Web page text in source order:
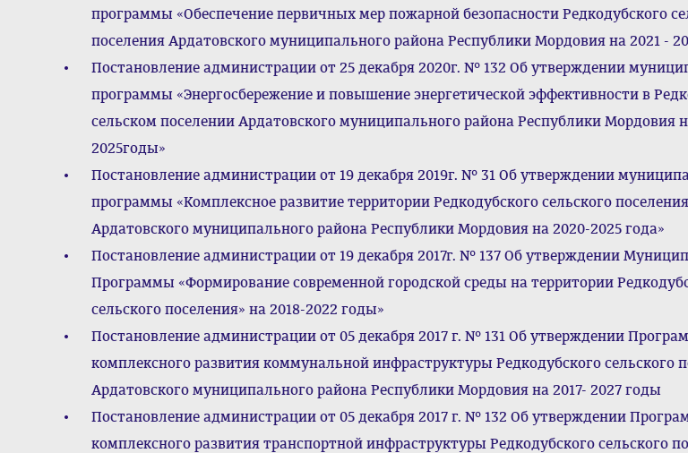
программы «Обеспечение первичных мер пожарной безопасности Редкодубского
поселения Ардатовского муниципального района Республики Мордовия на 2021 -
Постановление администрации от 25 декабря 2020г. № 132 Об утверждении
программы «Энергосбережение и повышение энергетической эффективности в
сельском поселении Ардатовского муниципального района Республики Мордовия
2025годы»
Постановление администрации от 19 декабря 2019г. № 31 Об утверждении
программы «Комплексное развитие территории Редкодубского сельского поселения
Ардатовского муниципального района Республики Мордовия на 2020-2025 года»
Постановление администрации от 19 декабря 2017г. № 137 Об утверждении
Программы «Формирование современной городской среды на территории
сельского поселения» на 2018-2022 годы»
Постановление администрации от 05 декабря 2017 г. № 131 Об утверждении
комплексного развития коммунальной инфраструктуры Редкодубского сельского
Ардатовского муниципального района Республики Мордовия на 2017- 2027 годы
Постановление администрации от 05 декабря 2017 г. № 132 Об утверждении
комплексного развития транспортной инфраструктуры Редкодубского сельского